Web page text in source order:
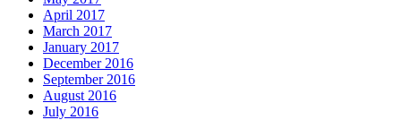
April 2017
March 2017
January 2017
December 2016
September 2016
August 2016
July 2016